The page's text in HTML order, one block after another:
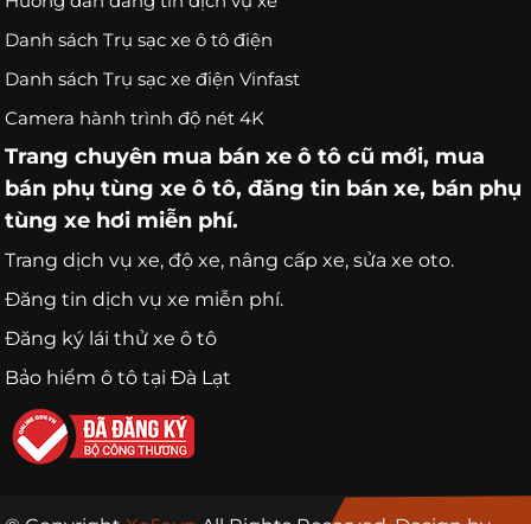
Danh sách Trụ sạc xe ô tô điện
Danh sách Trụ sạc xe điện Vinfast
Camera hành trình độ nét 4K
Trang chuyên mua bán xe ô tô cũ mới, mua
bán phụ tùng xe ô tô, đăng tin bán xe, bán phụ
tùng xe hơi miễn phí.
Trang dịch vụ xe, độ xe, nâng cấp xe, sửa xe oto.
Đăng tin dịch vụ xe miễn phí.
Đăng ký lái thử xe ô tô
Bảo hiểm ô tô tại Đà Lạt